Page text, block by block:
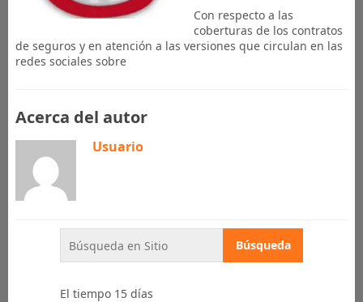
Con respecto a las
coberturas de los contratos
de seguros y en atención a las versiones que circulan en las
redes sociales sobre
Acerca del autor
Usuario
El tiempo 15 días